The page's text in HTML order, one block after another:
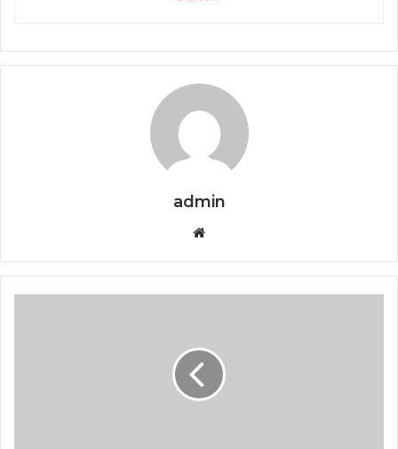
admin